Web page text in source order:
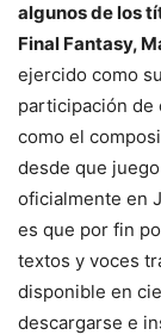
algunos de los
Final Fantasy,
ejercido como
participación de
como el
desde que
oficialmente en
es que por fin
textos y voces
disponible en
descargarse e